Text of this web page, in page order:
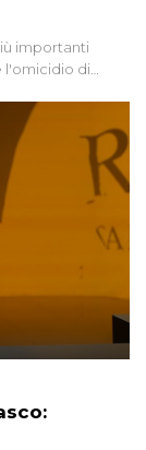
importanti
l'omicidio di